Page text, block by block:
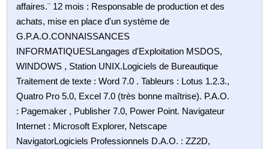
affaires.¨ 12 mois : Responsable de production et des
achats, mise en place d'un système de
G.P.A.O.CONNAISSANCES
INFORMATIQUESLangages d'Exploitation MSDOS,
WINDOWS , Station UNIX.Logiciels de Bureautique
Traitement de texte : Word 7.0 . Tableurs : Lotus 1.2.3.,
Quatro Pro 5.0, Excel 7.0 (très bonne maîtrise). P.A.O.
: Pagemaker , Publisher 7.0, Power Point. Navigateur
Internet : Microsoft Explorer, Netscape
NavigatorLogiciels Professionnels D.A.O. : ZZ2D,